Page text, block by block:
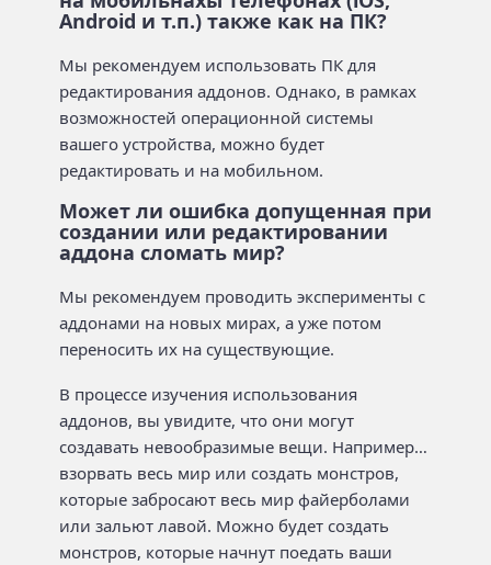
Android и т.п.) также как на ПК?
Мы рекомендуем использовать ПК для
редактирования аддонов. Однако, в рамках
возможностей операционной системы
вашего устройства, можно будет
редактировать и на мобильном.
Может ли ошибка допущенная при
создании или редактировании
аддона сломать мир?
Мы рекомендуем проводить эксперименты с
аддонами на новых мирах, а уже потом
переносить их на существующие.
В процессе изучения использования
аддонов, вы увидите, что они могут
создавать невообразимые вещи. Например…
взорвать весь мир или создать монстров,
которые забросают весь мир файерболами
или зальют лавой. Можно будет создать
монстров, которые начнут поедать ваши